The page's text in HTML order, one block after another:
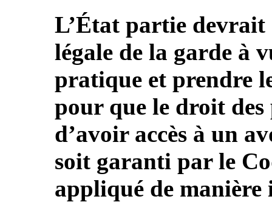
L’État partie devrait
légale de la garde à
pratique et prendre
pour que le droit des
d’avoir accès à un
soit garanti par le
appliqué de